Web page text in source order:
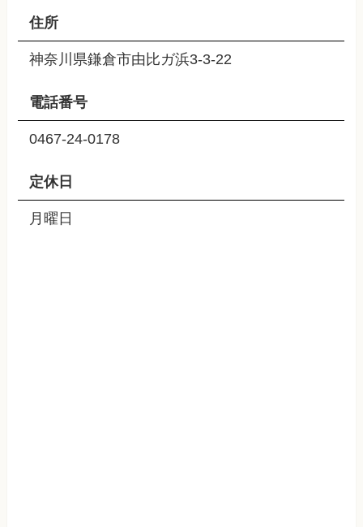
住所
神奈川県鎌倉市由比ガ浜3-3-22
電話番号
0467-24-0178
定休日
月曜日